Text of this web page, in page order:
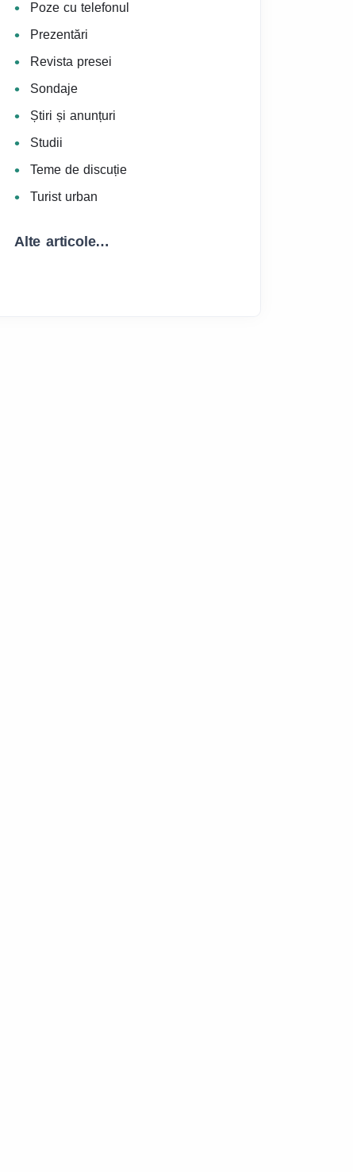
Poze cu telefonul
Prezentări
Revista presei
Sondaje
Știri și anunțuri
Studii
Teme de discuție
Turist urban
Alte articole…